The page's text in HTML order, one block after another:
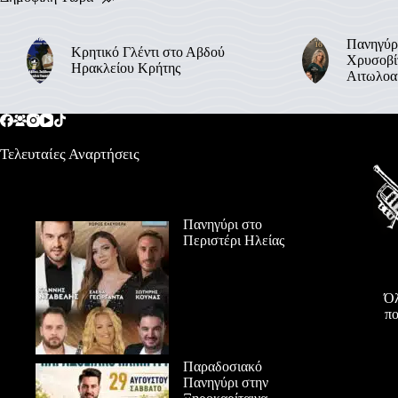
Κρητικό Γλέντι στο Αβδού
Ηρακλείου Κρήτης
Τελευταίες Αναρτήσεις
Πανηγύρι στο
Περιστέρι Ηλείας
Παραδοσιακό
Πανηγύρι στην